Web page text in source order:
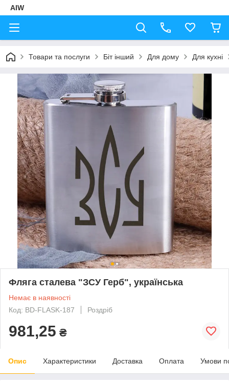
AIW
Товари та послуги Біт інший Для дому Для кухні
Фляга сталева "ЗСУ Герб", українська
Немає в наявності
Код: BD-FLASK-187
Роздріб
981,25 ₴
Опис Характеристики Доставка Оплата Умови